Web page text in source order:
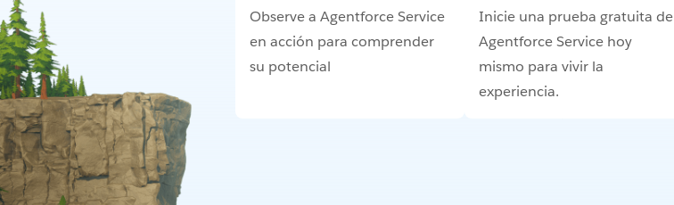
Observe a Agentforce Service
en acción para comprender
su potencial
Inicie una prueba gratuita de
Agentforce Service hoy
mismo para vivir la
experiencia.